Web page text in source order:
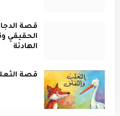
قصة
الحقيقي
الهادئة
قصة